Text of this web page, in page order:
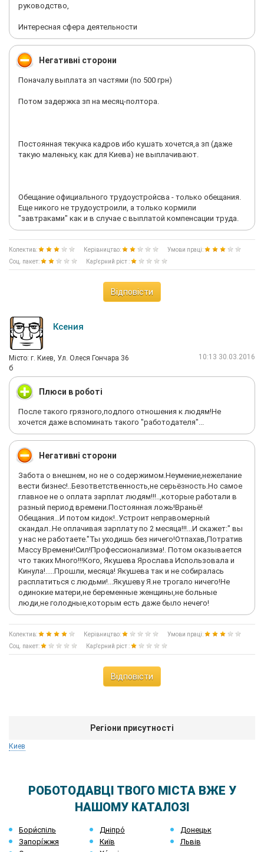
руководство,
Интересная сфера деятельности
Негативні сторони
Поначалу выплата зп частями (по 500 грн)
Потом задержка зп на месяц-полтора.
Постоянная текучка кадров ибо кушать хочется,а зп (даже
такую маленьку, как для Киева) не выплачивают.
Обещание официального трудоустройсва - только обещания.
Еще никого не трудоустроили, а только кормили
"завтраками" как и в случае с выплатой компенсации труда.
Колектив: Керівництво:
Умови праці:
Соц. пакет:
Кар'єрний ріст :
Відповісти
Ксения
Мiсто: г. Киев, Ул. Олеся Гончара 36
б
10:13 30.03.2016
Плюси в роботі
После такого грязного,подлого отношения к людям!Не
хочется даже вспоминать такого "работодателя"...
Негативні сторони
Забота о внешнем, но не о содержимом.Неумение,нежелание
вести бизнес!..Безответственность,не серьёзность.Но самое
главное не о оплата зарплат людям!!!..,которые работали в
разный период времени.Постоянная ложь!Враньё!
Обещания...И потом кидок!..Устроит неправомерный
скандал..Не оплачивая зарплату по 2 месяца!!!...И скажет:" вы
у нас не работаете."Ты уходишь без ничего!Отпахав,Потратив
Массу Времени!Сил!Профессионализма!. Потом оказывается
что таких Много!!!Кого, Якушева Ярослава Использовала и
Кинула!.....Прошли, месяца! Якушева так и не собиралась
расплатиться с людьми!...Якушеву Я.не трогало ничего!Не
одинокие матери,не беременные женщины,не больные
люди,не голодные,которым есть даже было нечего!
Колектив: Керівництво:
Умови праці:
Соц. пакет:
Кар'єрний ріст :
Відповісти
Регіони присутності
Киев
РОБОТОДАВЦІ ТВОГО МІСТА ВЖЕ У
НАШОМУ КАТАЛОЗІ
Бори́спіль Дніпро́
Донецьк
Запорі́жжя
Київ
Львів